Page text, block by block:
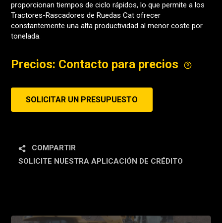
proporcionan tiempos de ciclo rápidos, lo que permite a los
Tractores-Rascadores de Ruedas Cat ofrecer
constantemente una alta productividad al menor coste por
tonelada.
Precios: Contacto para precios
SOLICITAR UN PRESUPUESTO
COMPARTIR
SOLICITE NUESTRA APLICACIÓN DE CRÉDITO